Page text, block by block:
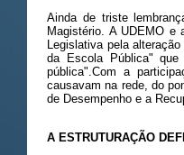
Ainda de triste
Magistério. A UDEMO e
Legislativa pela
da Escola Pública"
pública".Com a
causavam na rede, do
de Desempenho e a
A ESTRUTURAÇÃO